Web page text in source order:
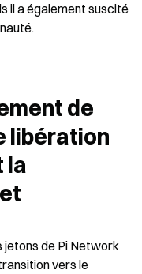
il a également suscité
de
libération
la
jetons de Pi Network
vers le